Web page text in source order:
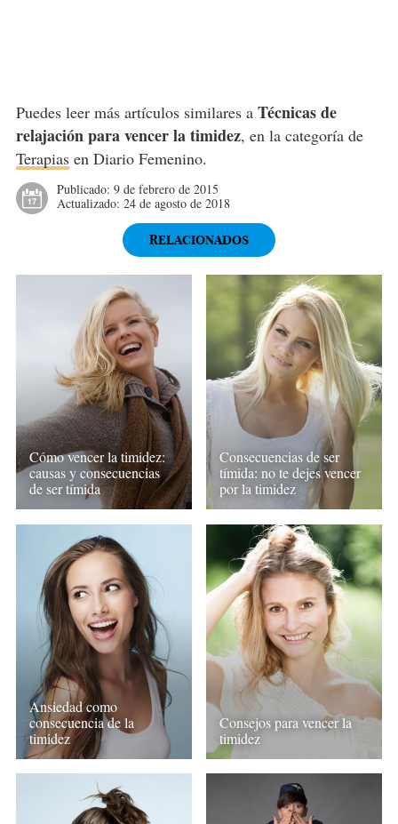
Puedes leer más artículos similares a Técnicas de
relajación para vencer la timidez, en la categoría de
Terapiasen Diario Femenino.
Publicado: 9 de febrero de 2015
Actualizado: 24 de agosto de 2018
RELACIONADOS
Cómo vencer la timidez:
causas y consecuencias
de ser tímida
Consecuencias de ser
tímida: no te dejes vencer
por la timidez
Ansiedad como
consecuencia de la
timidez
Consejos para vencer la
timidez